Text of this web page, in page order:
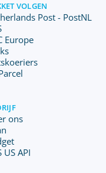
VOLGEN
Post - PostNL
Europe
ons
US API